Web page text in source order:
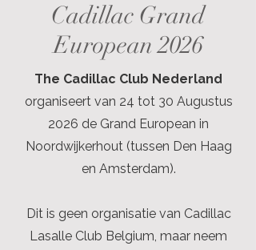
Cadillac Grand
European 2026
The Cadillac Club Nederland
organiseert van 24 tot 30 Augustus
2026 de Grand European in
Noordwijkerhout (tussen Den Haag
en Amsterdam).
Dit is geen organisatie van Cadillac
Lasalle Club Belgium, maar neem